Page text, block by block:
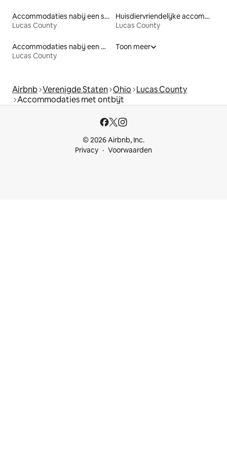
Accommodaties nabij een strand
Lucas County
Huisdiervriendelijke accommodaties
Lucas County
Accommodaties nabij een meer
Lucas County
Toon meer
Airbnb Verenigde Staten Ohio Lucas County
Accommodaties met ontbijt
© 2026 Airbnb, Inc.
Privacy
Voorwaarden